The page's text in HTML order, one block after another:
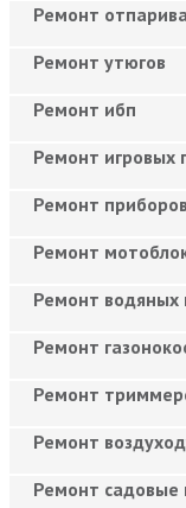
Ремонт
Ремонт утюгов
Ремонт ибп
Ремонт игровых
Ремонт
Ремонт
Ремонт водяных
Ремонт
Ремонт
Ремонт
Ремонт садовые